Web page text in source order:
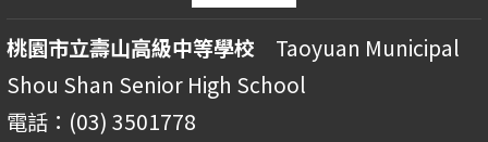
桃園市立壽山高級中等學校 Taoyuan Municipal
Shou Shan Senior High School
電話：(03) 3501778